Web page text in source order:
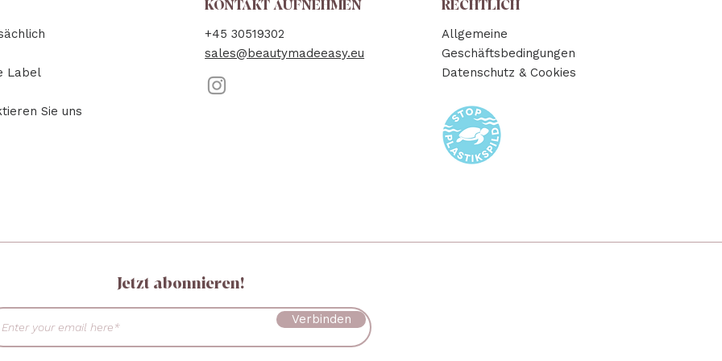
Label
Sie uns
KONTAKT AUFNEHMEN
+45 30519302
sales@beautymadeeasy.eu
RECHTLICH
Allgemeine
Geschäftsbedingungen
Datenschutz & Cookies
Jetzt abonnieren!
Verbinden